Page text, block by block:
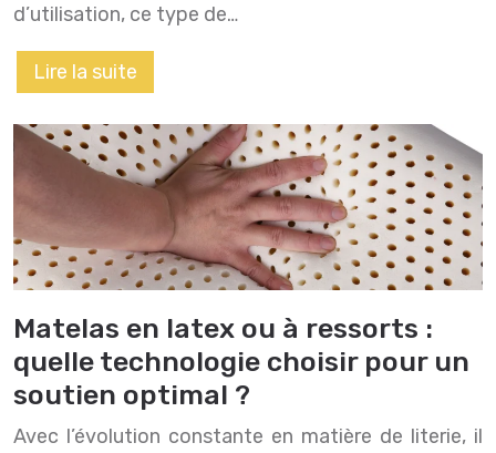
d’utilisation, ce type de…
Lire la suite
Matelas en latex ou à ressorts :
quelle technologie choisir pour un
soutien optimal ?
Avec l’évolution constante en matière de literie, il